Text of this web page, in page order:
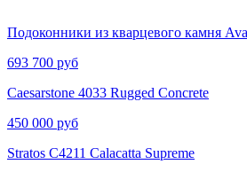
Подоконники из кварцевого камня
693 700 руб
Caesarstone 4033 Rugged Concrete
450 000 руб
Stratos C4211 Calacatta Supreme